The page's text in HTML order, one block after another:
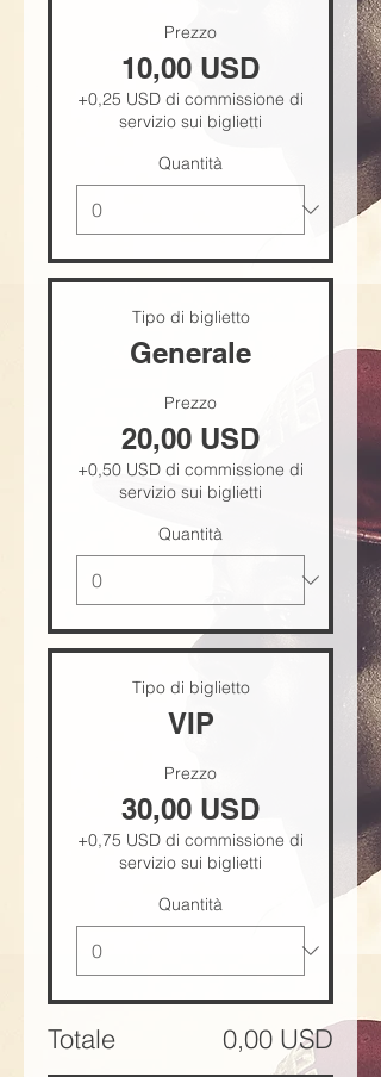
Prezzo
10,00 USD
+0,25 USD di commissione di
servizio sui biglietti
Quantità
Tipo di biglietto
Generale
Prezzo
20,00 USD
+0,50 USD di commissione di
servizio sui biglietti
Quantità
Tipo di biglietto
VIP
Prezzo
30,00 USD
+0,75 USD di commissione di
servizio sui biglietti
Quantità
Totale 0,00 USD